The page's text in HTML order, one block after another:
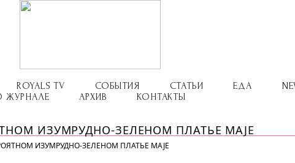
ROYALS TV СОБЫТИЯ СТАТЬИ ЕДА
ЖУРНАЛЕ
АРХИВ КОНТАКТЫ
ИЗУМРУДНО-ЗЕЛЕНОМ ПЛАТЬЕ MAJE
ИЗУМРУДНО-ЗЕЛЕНОМ ПЛАТЬЕ MAJE